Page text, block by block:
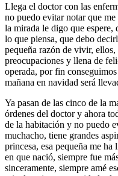
Llega el doctor con las
no puedo evitar notar que
la mirada le digo que espere,
lo que piensa, que debo
pequeña razón de vivir,
preocupaciones y llena de
operada, por fin
mañana en navidad será
Ya pasan de las cinco de la
órdenes del doctor y ahora
de la habitación y no puedo
muchacho, tiene grandes
princesa, esa pequeña me
en que nació, siempre fue
sinceramente, siempre amé